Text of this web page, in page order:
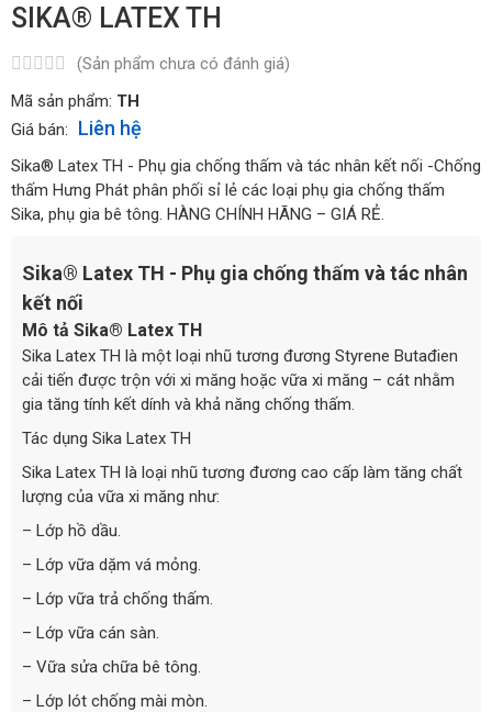
SIKA® LATEX TH
(Sản phẩm chưa có đánh giá)
Mã sản phẩm: TH
Giá bán:
Liên hệ
Sika® Latex TH - Phụ gia chống thấm và tác nhân kết nối -Chống
thấm Hưng Phát phân phối sỉ lẻ các loại phụ gia chống thấm
Sika, phụ gia bê tông. HÀNG CHÍNH HÃNG – GIÁ RẺ.
Sika® Latex TH - Phụ gia chống thấm và tác nhân
kết nối
Mô tả Sika® Latex TH
Sika Latex TH là một loại nhũ tương đương Styrene Butađien
cải tiến được trộn với xi măng hoặc vữa xi măng – cát nhằm
gia tăng tính kết dính và khả năng chống thấm.
Tác dụng Sika Latex TH
Sika Latex TH là loại nhũ tương đương cao cấp làm tăng chất
lượng của vữa xi măng như:
– Lớp hồ dầu.
– Lớp vữa dặm vá mỏng.
– Lớp vữa trả chống thấm.
– Lớp vữa cán sàn.
– Vữa sửa chữa bê tông.
– Lớp lót chống mài mòn.